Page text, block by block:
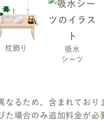
枕飾り
吸水
シーツ
るため、含まれており
場合のみ追加料金が必